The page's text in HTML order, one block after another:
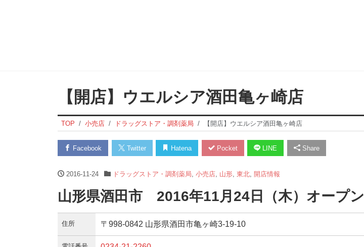
【開店】ウエルシア酒田亀ヶ崎店
TOP 小売店 ドラッグストア・調剤薬局 【開店】ウエルシア酒田亀ヶ崎店
Facebook Twitter Hatena Pocket LINE Share
2016-11-24 ドラッグストア・調剤薬局 小売店, 山形, 東北, 開店情報
山形県酒田市 2016年11月24日（木）オープン
住所 〒998-0842 山形県酒田市亀ヶ崎3-19-10